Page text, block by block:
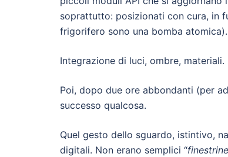
soprattutto: posizionati con cura, in
frigorifero sono una bomba atomica).
Integrazione di luci, ombre,
Poi, dopo due ore abbondanti (per
successo qualcosa.
Quel gesto dello sguardo, istintivo,
digitali. Non erano semplici “